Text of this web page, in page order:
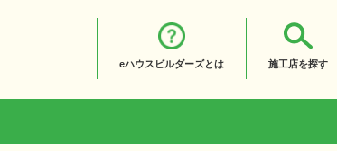
eハウスビルダーズとは 施工店を探す